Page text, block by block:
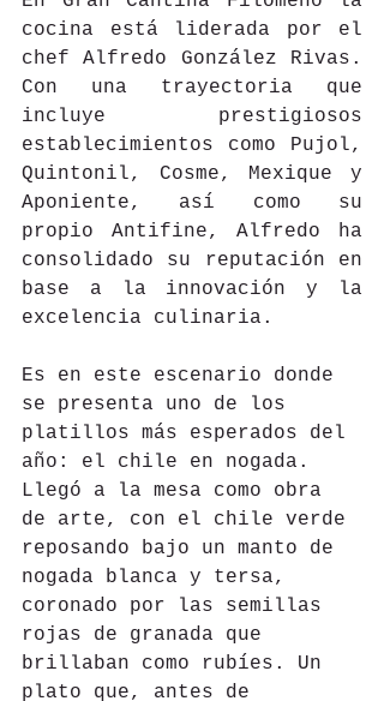
cocina está liderada por el
chef Alfredo González Rivas.
Con una trayectoria que
incluye prestigiosos
establecimientos como Pujol,
Quintonil, Cosme, Mexique y
Aponiente, así como su
propio Antifine, Alfredo ha
consolidado su reputación en
base a la innovación y la
excelencia culinaria.
Es en este escenario donde
se presenta uno de los
platillos más esperados del
año: el chile en nogada.
Llegó a la mesa como obra
de arte, con el chile verde
reposando bajo un manto de
nogada blanca y tersa,
coronado por las semillas
rojas de granada que
brillaban como rubíes. Un
plato que, antes de